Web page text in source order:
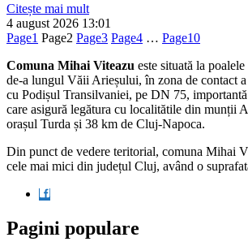
Citește mai mult
4 august 2026 13:01
Page1 Page2 Page3 Page4 … Page10
Comuna Mihai Viteazu este situată la
de-a lungul Văii Arieșului, în zona de contact
cu Podișul Transilvaniei, pe DN 75,
care asigură legătura cu localitătile din munții
orașul Turda și 38 km de Cluj-Napoca.
Din punct de vedere teritorial, comuna Mihai
cele mai mici din județul Cluj, având o
Pagini populare